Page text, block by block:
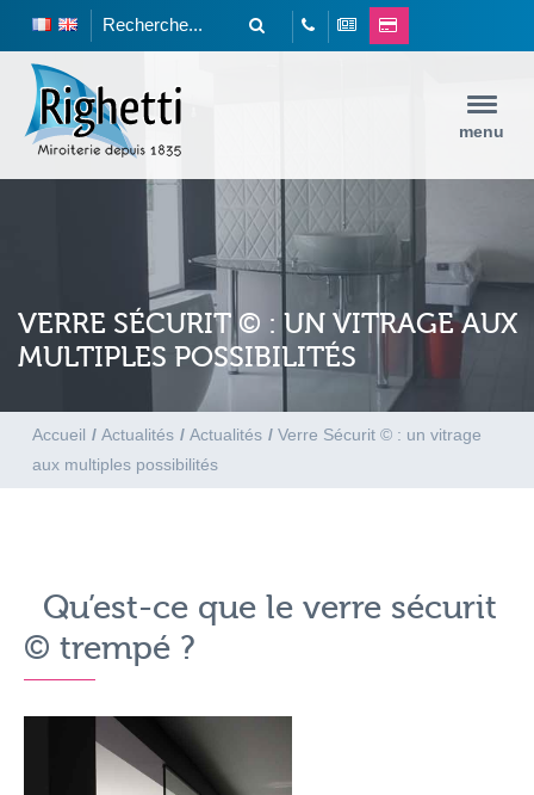
menu
VERRE SÉCURIT © : UN VITRAGE AUX
MULTIPLES POSSIBILITÉS
Accueil / Actualités / Actualités / Verre Sécurit © : un vitrage
aux multiples possibilités
Qu’est-ce que le verre sécurit
© trempé ?